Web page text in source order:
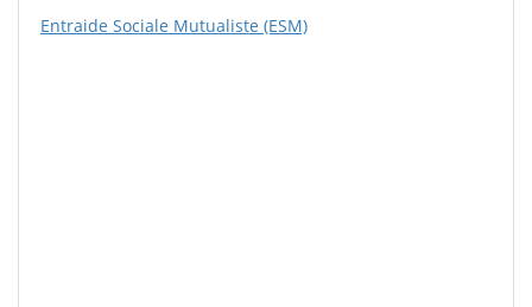
Entraide Sociale Mutualiste (ESM)